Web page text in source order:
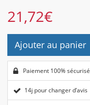
21,72€
Ajouter au panier
Paiement 100% sécurisé
14j pour changer d’avis